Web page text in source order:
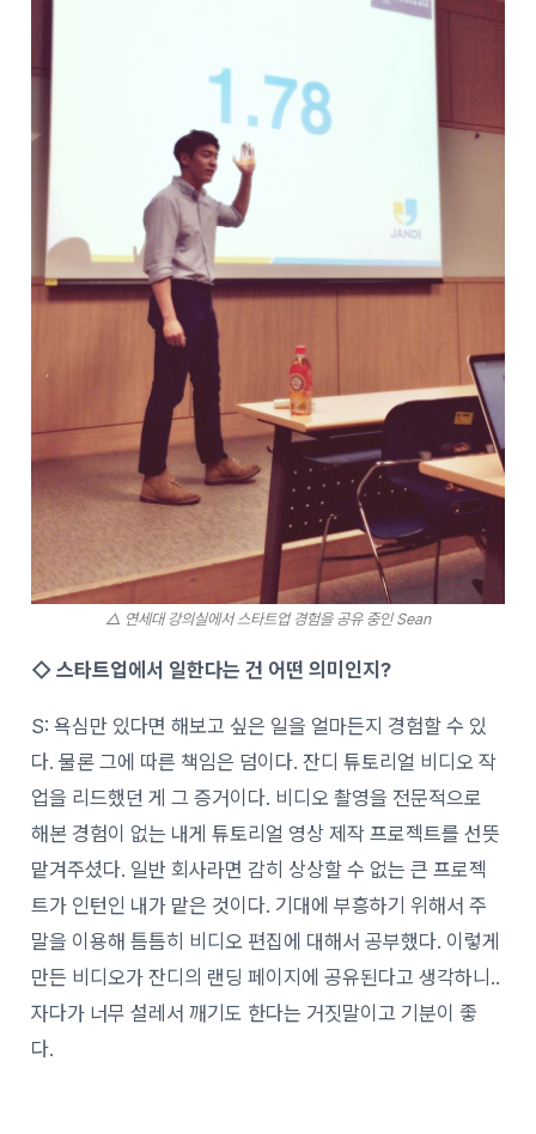
△ 연세대 강의실에서 스타트업 경험을 공유 중인 Sean
◇ 스타트업에서 일한다는 건 어떤 의미인지?
S: 욕심만 있다면 해보고 싶은 일을 얼마든지 경험할 수 있
다. 물론 그에 따른 책임은 덤이다.잔디 튜토리얼 비디오 작
업을 리드했던 게 그 증거이다. 비디오 촬영을 전문적으로
해본 경험이 없는 내게 튜토리얼 영상 제작 프로젝트를 선뜻
맡겨주셨다. 일반 회사라면 감히 상상할 수 없는 큰 프로젝
트가 인턴인 내가 맡은 것이다. 기대에 부흥하기 위해서 주
말을 이용해 틈틈히 비디오 편집에 대해서 공부했다. 이렇게
만든 비디오가 잔디의 랜딩 페이지에 공유된다고 생각하니..
자다가 너무 설레서 깨기도 한다는 거짓말이고 기분이 좋
다.